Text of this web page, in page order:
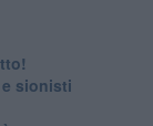
sionisti